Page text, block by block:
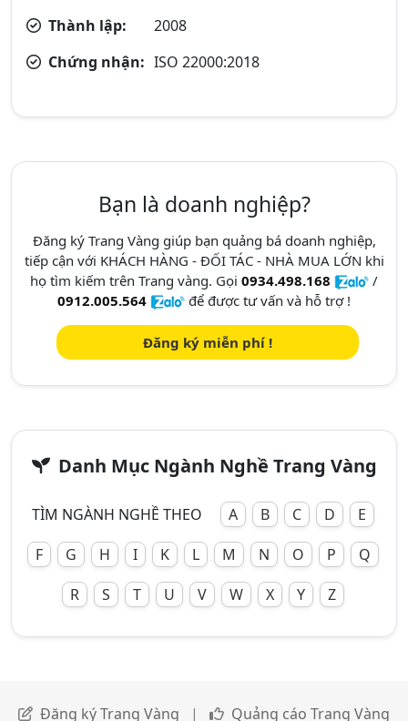
Thành lập:
2008
Chứng nhận: ISO 22000:2018
Bạn là doanh nghiệp?
Đăng ký Trang Vàng giúp bạn quảng bá doanh nghiệp,
tiếp cận với KHÁCH HÀNG - ĐỐI TÁC - NHÀ MUA LỚN khi
họ tìm kiếm trên Trang vàng. Gọi 0934.498.168
/
0912.005.564
để được tư vấn và hỗ trợ !
Đăng ký miễn phí !
Danh Mục Ngành Nghề Trang Vàng
TÌM NGÀNH NGHỀ THEO A B C D
E
F
G H I K L M N O P
Q
R
S T U V W X Y Z
Đăng ký Trang Vàng | Quảng cáo Trang Vàng